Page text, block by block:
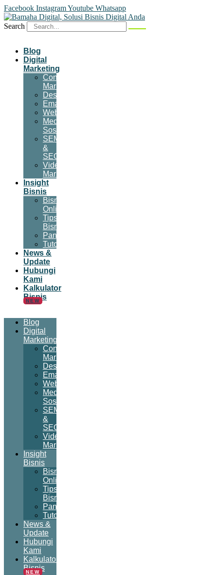
Facebook InstagramYoutube Whatsapp
Search
Blog
Digital
Marketing
Content
Marketing
Desain
Email
Website
Media
Sosial
SEM
&
SEO
Video
Marketing
Insight
Bisnis
Bisnis
Online
Tips
Bisnis
Panduan
Tutorial
News &
Update
Hubungi
Kami
Kalkulator
Bisnis
NEW
Blog
Digital
Marketing
Content
Marketing
Desain
Email
Website
Media
Sosial
SEM
&
SEO
Video
Marketing
Insight
Bisnis
Bisnis
Online
Tips
Bisnis
Panduan
Tutorial
News &
Update
Hubungi
Kami
Kalkulator
Bisnis
NEW